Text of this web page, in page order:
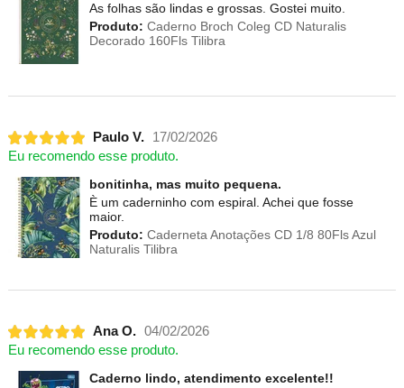
As folhas são lindas e grossas. Gostei muito.
Produto: Caderno Broch Coleg CD Naturalis
Decorado 160Fls Tilibra
Paulo V.
17/02/2026
Eu recomendo esse produto.
bonitinha, mas muito pequena.
È um caderninho com espiral. Achei que fosse
maior.
Produto: Caderneta Anotações CD 1/8 80Fls Azul
Naturalis Tilibra
Ana O. 04/02/2026
Eu recomendo esse produto.
Caderno lindo, atendimento excelente!!